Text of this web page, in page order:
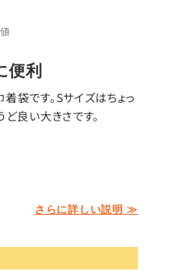
便利
袋です。Sサイズはちょっ
良い大きさです。
さらに詳しい説明 ≫